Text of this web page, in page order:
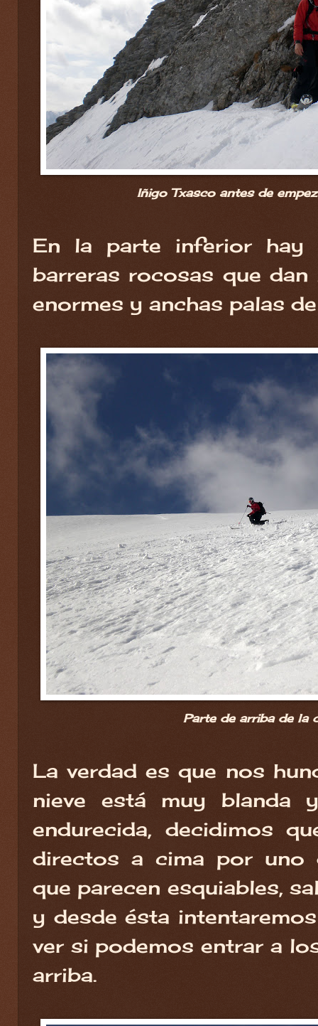
Iñigo Txasco antes de
En la parte inferior hay
barreras rocosas que dan
enormes y anchas palas
Parte de arriba de la
La verdad es que nos
nieve está muy blanda
endurecida, decidimos
directos a cima por uno
que parecen esquiables,
y desde ésta
ver si podemos entrar a
arriba.